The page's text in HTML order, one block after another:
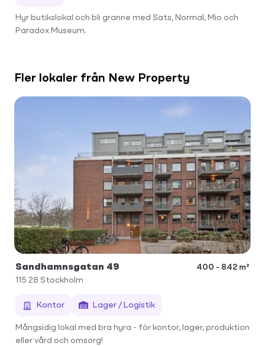
Hyr butikslokal och bli granne med Sats, Normal, Mio och
Paradox Museum.
Fler lokaler från New Property
Sandhamnsgatan 49
400 - 842 m²
115 28 Stockholm
Kontor Lager / Logistik
Mångsidig lokal med bra hyra - för kontor, lager, produktion
eller vård och omsorg!